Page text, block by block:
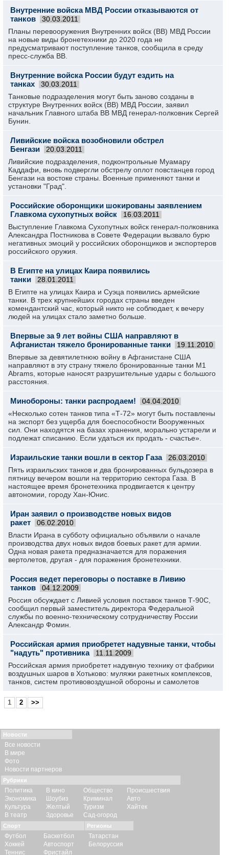
Внутренние войска МВД России отказываются от
танков
30.03.2011
Планы перевооружения Внутренних войск (ВВ) МВД России
на новые виды бронетехники до 2020 года не
предусматривают поступление танков, сообщила в среду
пресс-служба ВВ.
Внутренние войска России будут ездить на
танках
30.03.2011
Танковые подразделения могут быть заново созданы в
структуре Внутренних войск (ВВ) МВД России, заявил
начальник Главного штаба ВВ МВД генерал-полковник Сергей
Бунин.
Ливийские войска возобновили обстрел
Бенгази
20.03.2011
Ливийские подразделения, подконтрольные Муамару
Каддафи, вновь подвергли обстрелу оплот повстанцев город
Бенгази на востоке страны. Военные применяют танки и
установки "Град".
Российские оборонщики шокированы заявлением
Главкома сухопутных войск
16.03.2011
Выступление Главкома Сухопутных войск генерал-полковника
Александра Постникова в Совете Федерации вызвало бурю
негативных эмоций у российских оборонщиков и экспортеров
российского оружия.
В Египте на улицах Каира появились
танки
28.01.2011
В Египте на улицах Каира и Суэца появились армейские
танки. В трех крупнейших городах страны введен
комендантский час, который никто не соблюдает, к вечеру
людей на улицах стало заметно больше.
Впервые за 9 лет войны США направляют в
Афганистан тяжело бронированные танки
19.11.2010
Впервые за девятилетнюю войну в Афганистане США
направляют в эту страну тяжело бронированные танки М1
Abrams, которые наносят разрушительные удары с большого
расстояния.
Минобороны: танки распродаем! 04.04.2010
«Несколько сотен танков типа «Т-72» могут быть поставлены
на экспорт без ущерба для боеспособности Вооруженных
сил. Они находятся на базах хранения, морально устарели и
подлежат списанию. Если удаться их продать - счастье».
Израильские танки вошли в сектор Газа 26.03.2010
Пять израильских танков и два бронированных бульдозера в
пятницу вечером вошли на территорию сектора Газа. В
настоящее время бронетехника продвигается к центру
автономии, городу Хан-Юнис.
Иран заявил о производстве новых видов
ракет
06.02.2010
Власти Ирана в субботу официально объявили о начале
производства двух новых видов боевых ракет для армии.
Одна новая ракета предназначается для поражения
вертолетов, другая - для поражения бронетехники.
Россия ведет переговоры о поставке в Ливию
танков
04.12.2009
Россия обсуждает с Ливией условия поставок танков Т-90С,
сообщил первый заместитель директора Федеральной
службы по военно-техническому сотрудничеству России
Александр Фомин.
Российская армия приобретет надувные танки, чтобы
"надуть" противника
11.11.2009
Российская армия приобретет надувную технику от фабрики
воздушных шаров в Хотьково: муляжи ракетных комплексов,
танков, систем противовоздушной обороны и самолетов
1 2 >>
Новости
Все новости
В мире
Фото
Новости партнеров
Рубрики
Политика
Экономика
Культура
В театр
В кино
Шоубиз
Желтый
Здоровье
Общество
Криминал
Туризм
Сад-огород
Происшествия
Авто
Хайтек
Спорт
Футбол
Хоккей
Теннис
Баскетбол
Автоспорт
Фристайл
Регионы
Татарстан
Белоруссия